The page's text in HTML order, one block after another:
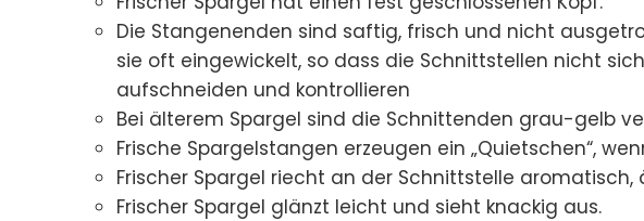
Die Stangenenden sind saftig, frisch und nicht
sie oft eingewickelt, so dass die Schnittstellen nicht
aufschneiden und kontrollieren
Bei älterem Spargel sind die Schnittenden grau-gelb
Frische Spargelstangen erzeugen ein „Quietschen“,
Frischer Spargel riecht an der Schnittstelle
Frischer Spargel glänzt leicht und sieht knackig aus.